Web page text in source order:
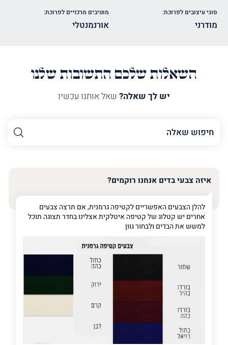
סוגי עיצובים לפרוכת:
מודרני
מוטיבים מרכזיים לפרוכת:
אורנמנטלי
השאלות שלכם התשובות שלנו
יש לך שאלה? שאל אותנו עכשיו
השם
שלך
טלפון (חובה)
פרט על מה מדובר
איזה צבעי בדים אנחנו רוקמים?
להלן הצבעים האפשריים לקטיפה גרמנית, אם תרצה צבעים
אחרים יש קטלוג של קטיפה איטלקית אצלינו בחדר תצוגה תוכל
למשש את הבדים ולבחור גוון